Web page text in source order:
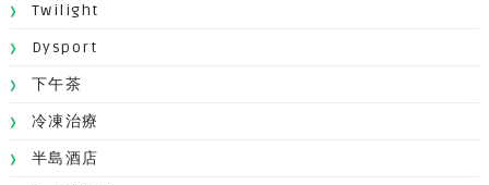
Twilight
Dysport
下午茶
冷凍治療
半島酒店